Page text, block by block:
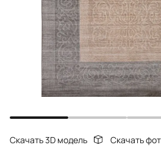
Скачать 3D модель Скачать